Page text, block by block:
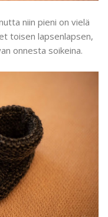
niin pieni on vielä
toisen lapsenlapsen,
onnesta soikeina.